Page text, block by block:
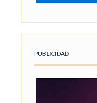
PUBLICIDAD